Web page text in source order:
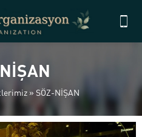
» SÖZ-NİŞAN